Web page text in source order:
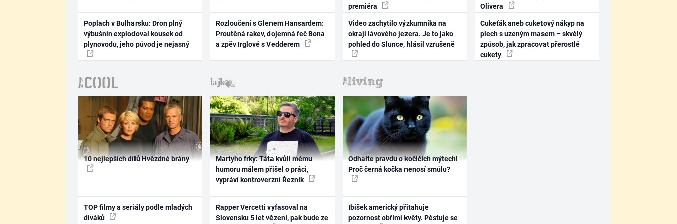
Poplach v Bulharsku: Dron plný
výbušnin explodoval kousek od
plynovodu, jeho původ je nejasný
Rozloučení s Glenem Hansardem:
Proutěná rakev, dojemná řeč Bona
a zpěv Irglové s Vedderem
premiéra
Video zachytilo výzkumníka na
okraji lávového jezera. Je to jako
pohled do Slunce, hlásil vzrušeně
Olivera
Cukeťák aneb cuketový nákyp na
plech s uzeným masem – skvělý
způsob, jak zpracovat přerostlé
cukety
10 nejlepších dílů Hvězdné brány
TOP filmy a seriály podle mladých
diváků
Martyho frky: Táta kvůli mému
humoru málem přišel o práci,
vypráví kontroverzní Řezník
Rapper Vercetti vyfasoval na
Slovensku 5 let vězení, pak bude ze
Odhalte pravdu o kočičích mýtech!
Proč černá kočka nenosí smůlu?
Ibišek americký přitahuje
pozornost obřími květy. Pěstuje se